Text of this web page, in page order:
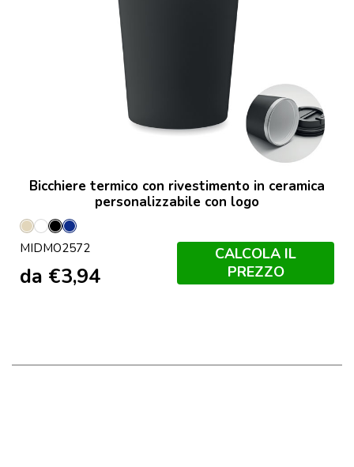
Bicchiere termico con rivestimento in ceramica
personalizzabile con logo
Beige
Bianco
NeroFrancese
Navy
MIDMO2572
da €3,94
CALCOLA IL
PREZZO